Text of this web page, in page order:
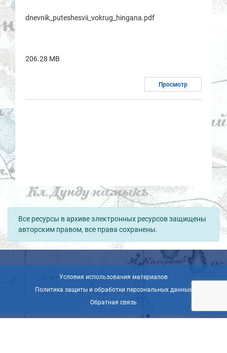
dnevnik_puteshesvii_vokrug_hingana.pdf
206.28 MB
Просмотр
Все ресурсы в архиве электронных ресурсов защищены
авторским правом, все права сохранены.
Условия использования материалов
Политика защиты и обработки персональных данных
Обратная связь